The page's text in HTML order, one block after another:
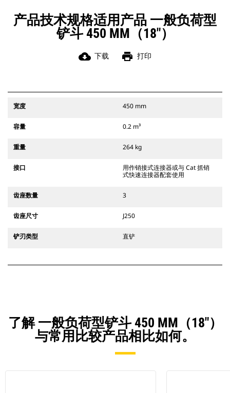
带式挖掘机和所有轮式挖掘机兼容。
此外，还提供挖沟宽度连接器。
与 CW 专用连接器系统兼容的附件采
用固定式快速连接器铰接件。 CW 专
用连接器采用楔式锁定系统，确保始
终稳固地连接附件。
产品技术规格适用产品 一般负荷型
铲斗 450 MM（18"）
cloud_download 下载 print 打印
宽度 450 mm
容量 0.2 m³
重量 264 kg
接口
用作销接式连接器或与 Cat 抓销
式快速连接器配套使用
齿座数量 3
齿座尺寸 J250
铲刃类型 直铲
了解 一般负荷型铲斗 450 MM（18"）
与常用比较产品相比如何。